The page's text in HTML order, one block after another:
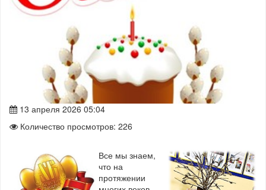
13 апреля 2026 05:04
Количество просмотров: 226
Все мы знаем,
что на
протяжении